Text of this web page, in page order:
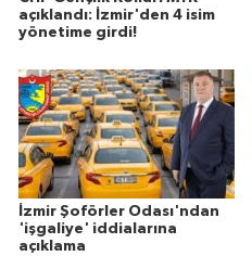
açıklandı: İzmir'den 4 isim
yönetime girdi!
İzmir Şoförler Odası'ndan
'işgaliye' iddialarına
açıklama